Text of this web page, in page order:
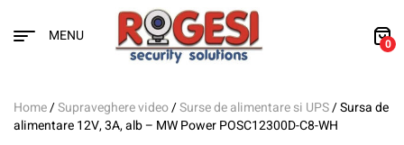
MENU 0
Home/Supraveghere video/Surse de alimentare si UPS/ Sursa de
alimentare 12V, 3A, alb – MW Power POSC12300D-C8-WH